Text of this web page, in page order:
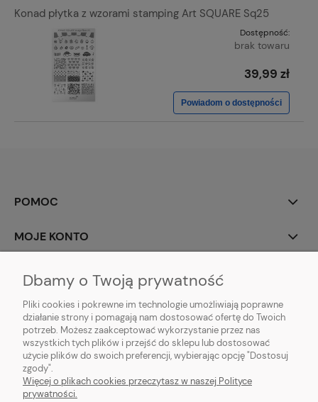
Konad płytka z wzorami stamping Art SQUARE Sq25
Dostępność:
brak towaru
39,99 zł
Powiadom o dostępności
POMOC
MOJE KONTO
PŁATNOŚCI I DOSTAWA
INFORMACJE
O NAS
Dbamy o Twoją prywatność
Pliki cookies i pokrewne im technologie umożliwiają poprawne
działanie strony i pomagają nam dostosować ofertę do Twoich
potrzeb. Możesz zaakceptować wykorzystanie przez nas
wszystkich tych plików i przejść do sklepu lub dostosować
użycie plików do swoich preferencji, wybierając opcję "Dostosuj
zgody".
Więcej o plikach cookies przeczytasz w naszej Polityce
prywatności.